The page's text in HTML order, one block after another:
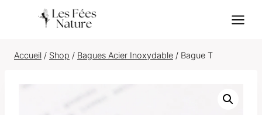
Accueil / Shop / Bagues Acier Inoxydable / Bague T